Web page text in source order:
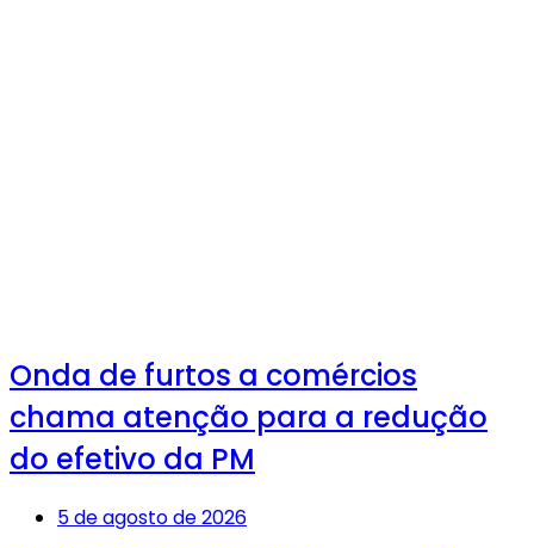
Onda de furtos a comércios
chama atenção para a redução
do efetivo da PM
5 de agosto de 2026